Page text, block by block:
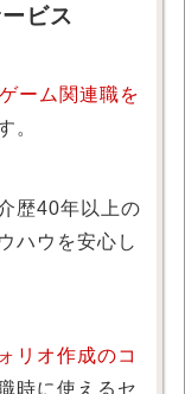
ビス
ーム関連職を
。
歴40年以上の
ハウを安心し
リオ作成のコ
時に使えるセ